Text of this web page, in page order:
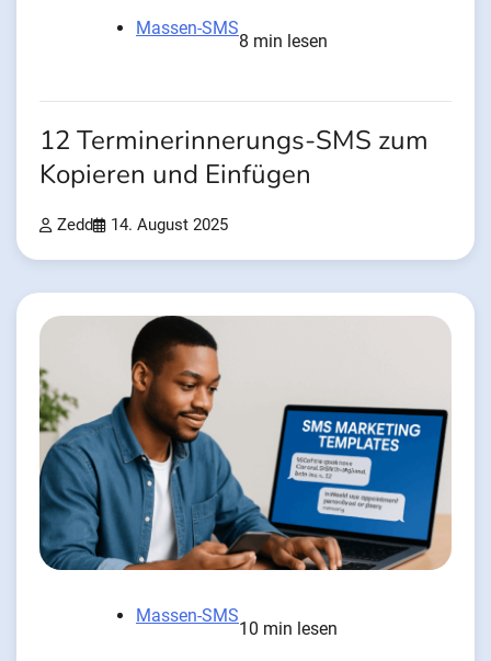
Massen-SMS
8 min lesen
12 Terminerinnerungs-SMS zum
Kopieren und Einfügen
Zedd 14. August 2025
Massen-SMS
10 min lesen